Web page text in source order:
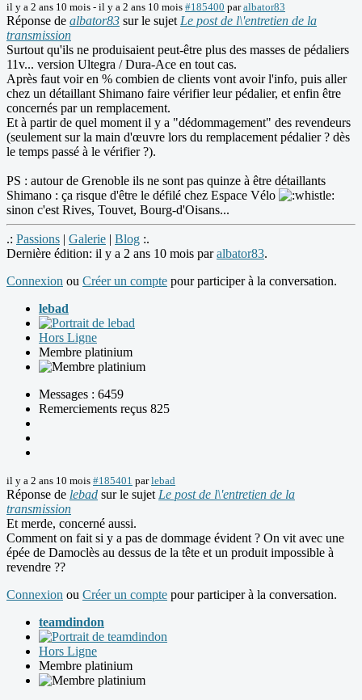
il y a 2 ans 10 mois - il y a 2 ans 10 mois #185400 paralbator83
Réponse de albator83 sur le sujet Le post de l\'entretien de la
transmission
Surtout qu'ils ne produisaient peut-être plus des masses de pédaliers
11v... version Ultegra / Dura-Ace en tout cas.
Après faut voir en % combien de clients vont avoir l'info, puis aller
chez un détaillant Shimano faire vérifier leur pédalier, et enfin être
concernés par un remplacement.
Et à partir de quel moment il y a "dédommagement" des revendeurs
(seulement sur la main d'œuvre lors du remplacement pédalier ? dès
le temps passé à le vérifier ?).
PS : autour de Grenoble ils ne sont pas quinze à être détaillants
Shimano : ça risque d'être le défilé chez Espace Vélo
sinon c'est Rives, Touvet, Bourg-d'Oisans...
.: Passions | Galerie | Blog :.
Dernière édition: il y a 2 ans 10 mois paralbator83.
Connexion ou Créer un compte pour participer à la conversation.
lebad
Hors Ligne
Membre platinium
Messages : 6459
Remerciements reçus 825
il y a 2 ans 10 mois #185401 parlebad
Réponse de lebad sur le sujet Le post de l\'entretien de la
transmission
Et merde, concerné aussi.
Comment on fait si y a pas de dommage évident ? On vit avec une
épée de Damoclès au dessus de la tête et un produit impossible à
revendre ??
Connexion ou Créer un compte pour participer à la conversation.
teamdindon
Hors Ligne
Membre platinium